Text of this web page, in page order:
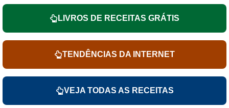
LIVROS DE RECEITAS GRÁTIS
TENDÊNCIAS DA INTERNET
VEJA TODAS AS RECEITAS